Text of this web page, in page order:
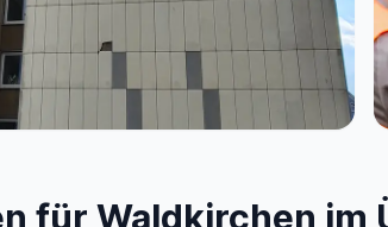
für Waldkirchen im